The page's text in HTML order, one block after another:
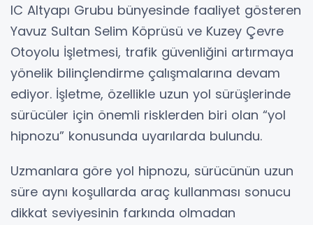
IC Altyapı Grubu bünyesinde faaliyet gösteren
Yavuz Sultan Selim Köprüsü ve Kuzey Çevre
Otoyolu İşletmesi, trafik güvenliğini artırmaya
yönelik bilinçlendirme çalışmalarına devam
ediyor. İşletme, özellikle uzun yol sürüşlerinde
sürücüler için önemli risklerden biri olan “yol
hipnozu” konusunda uyarılarda bulundu.
Uzmanlara göre yol hipnozu, sürücünün uzun
süre aynı koşullarda araç kullanması sonucu
dikkat seviyesinin farkında olmadan